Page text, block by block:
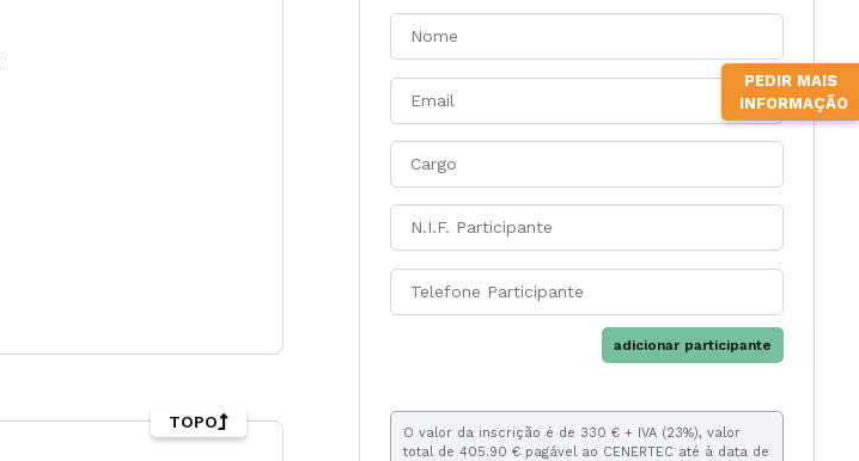
PEDIR MAIS
INFORMAÇÃO
TOPO
adicionar participante
O valor da inscrição é de 330 € + IVA (23%), valor
total de 405.90 € pagável ao CENERTEC até à data de